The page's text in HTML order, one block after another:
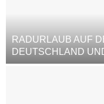
RADURLAUB AUF
DEUTSCHLAND